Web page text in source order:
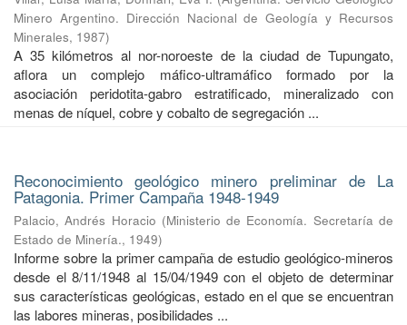
Minero Argentino. Dirección Nacional de Geología y Recursos
Minerales, 1987)
A 35 kilómetros al nor-noroeste de la ciudad de Tupungato,
aflora un complejo máfico-ultramáfico formado por la
asociación peridotita-gabro estratificado, mineralizado con
menas de níquel, cobre y cobalto de segregación ...
Reconocimiento geológico minero preliminar de La
Patagonia. Primer Campaña 1948-1949
Palacio, Andrés Horacio (Ministerio de Economía. Secretaría de
Estado de Minería., 1949)
Informe sobre la primer campaña de estudio geológico-mineros
desde el 8/11/1948 al 15/04/1949 con el objeto de determinar
sus características geológicas, estado en el que se encuentran
las labores mineras, posibilidades ...